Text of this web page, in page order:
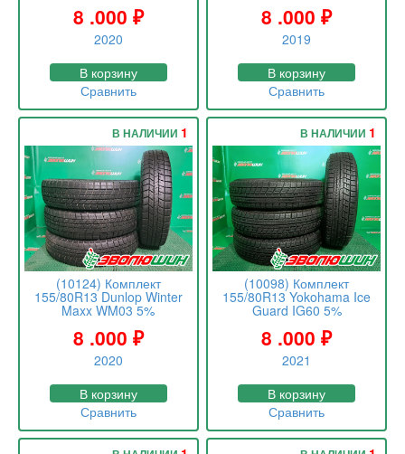
8 .000 ₽
2020
В корзину
Сравнить
8 .000₽
2019
В корзину
Сравнить
(10124) Комплект
155/80R13 Dunlop Winter
Maxx WM03 5%
8 .000 ₽
2020
В НАЛИЧИИ 1
В корзину
Сравнить
(10098) Комплект
155/80R13 Yokohama Ice
Guard IG60 5%
8 .000₽
2021
В НАЛИЧИИ 1
В корзину
Сравнить